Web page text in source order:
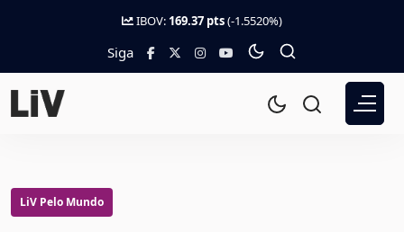
IBOV: 169.37 pts(-1.5520%)
Siga
LiV Pelo Mundo